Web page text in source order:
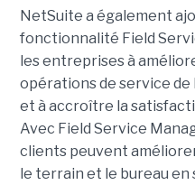
NetSuite a également
fonctionnalité Field
les entreprises à
opérations de service
et à accroître la
Avec Field Service
clients peuvent
le terrain et le bureau